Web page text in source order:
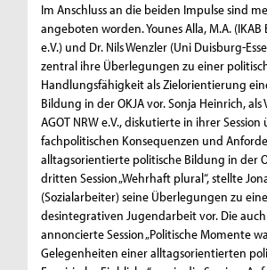
Im Anschluss an die beiden Impulse sind
angeboten worden. Younes Alla, M.A.
e.V.) und Dr. Nils Wenzler (Uni Duisburg-
zentral ihre Überlegungen zu einer
Handlungsfähigkeit als Zielorientierung
Bildung in der OKJA vor. Sonja Heinrich,
AGOT NRW e.V., diskutierte in ihrer
fachpolitischen Konsequenzen und
alltagsorientierte politische Bildung in der
dritten Session „Wehrhaft plural“, stellte
(Sozialarbeiter) seine Überlegungen zu
desintegrativen Jugendarbeit vor. Die
annoncierte Session „Politische Momente
Gelegenheiten einer alltagsorientierten